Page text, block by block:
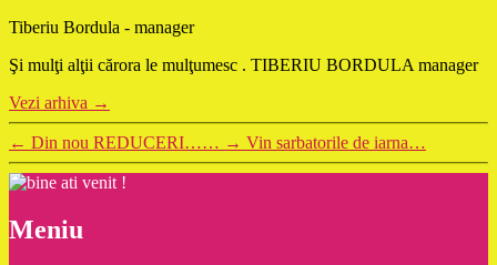
Tiberiu Bordula - manager
Şi mulţi alţii cărora le mulţumesc . TIBERIU BORDULA manager
Vezi arhiva →
← Din nou REDUCERI…… → Vin sarbatorile de iarna…
Meniu